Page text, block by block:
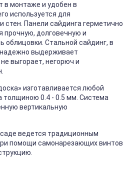
в монтаже и удобен в
используется для
стен. Панели сайдинга герметично
прочную, долговечную и
облицовки. Стальной сайдинг, в
надежно выдерживает
выгорает, негорюч и
изготавливается любой
толщиною 0.4 - 0.5 мм. Система
вертикальную
ведется традиционным
помощи самонарезающих винтов